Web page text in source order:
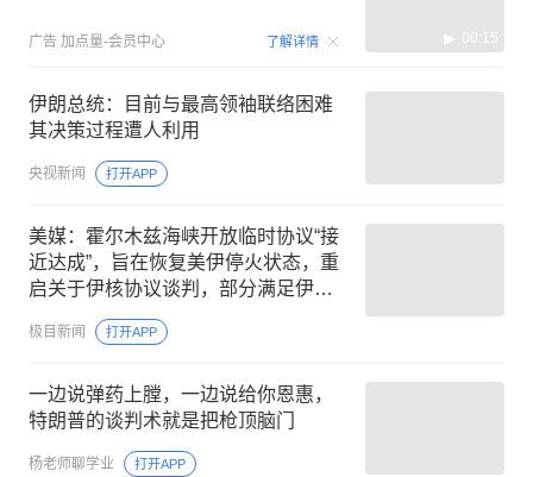
广告 加点量-会员中心 了解详情 00:15
伊朗总统：目前与最高领袖联络困难
其决策过程遭人利用
央视新闻 打开APP
美媒：霍尔木兹海峡开放临时协议“接
近达成”，旨在恢复美伊停火状态，重
启关于伊核协议谈判，部分满足伊朗
对海峡通行拥有更大控制权
极目新闻 打开APP
一边说弹药上膛，一边说给你恩惠，
特朗普的谈判术就是把枪顶脑门
杨老师聊学业 打开APP